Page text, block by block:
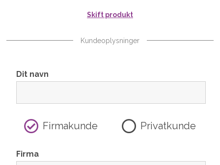
Skift produkt
Kundeoplysninger
Dit navn
Firmakunde Privatkunde
Firma